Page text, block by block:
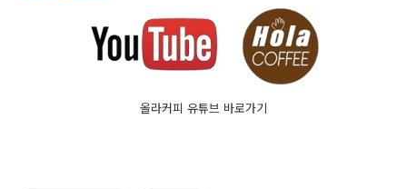
올라커피 유튜브 바로가기